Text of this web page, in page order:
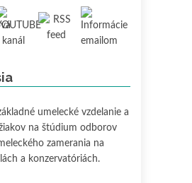
umelecké vzdelanie a
na štúdium odborov
zamerania na
a konzervatóriách.